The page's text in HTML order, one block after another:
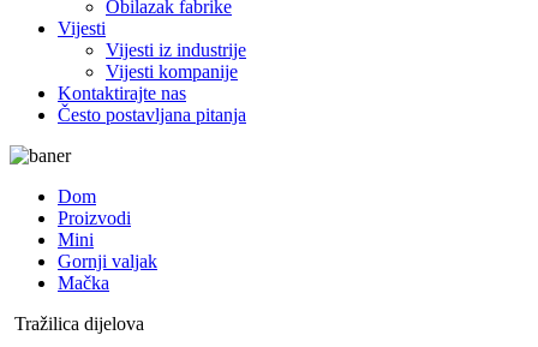
Obilazak fabrike
Vijesti
Vijesti iz industrije
Vijesti kompanije
Kontaktirajte nas
Često postavljana pitanja
Dom
Proizvodi
Mini
Gornji valjak
Mačka
Tražilica dijelova